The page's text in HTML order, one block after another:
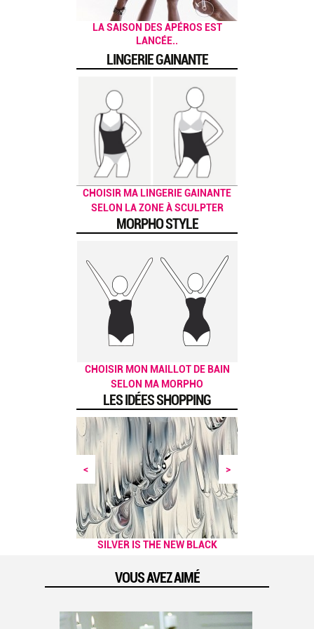
LA SAISON DES APÉROS EST
LANCÉE..
UN BRUNCH HEALTHY, ÇA VOUS
DIT ?
LINGERIE GAINANTE
CHOISIR MA LINGERIE GAINANTE
SELON LA ZONE À SCULPTER
MORPHO STYLE
CHOISIR MON MAILLOT DE BAIN
SELON MA MORPHO
LES IDÉES SHOPPING
SILVER IS THE NEW BLACK
NOS PETITES ASTUCES POUR
< >
VOUS AVEZ AIMÉ